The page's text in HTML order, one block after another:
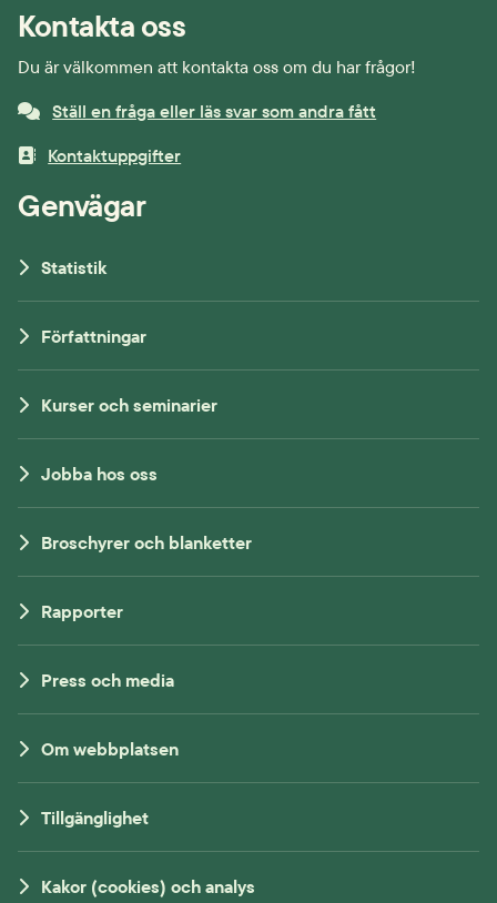
Kontakta oss
Du är välkommen att kontakta oss om du har frågor!
Ställ en fråga eller läs svar som andra fått
Kontaktuppgifter
Genvägar
Statistik
Författningar
Kurser och seminarier
Jobba hos oss
Broschyrer och blanketter
Rapporter
Press och media
Om webbplatsen
Tillgänglighet
Kakor (cookies) och analys